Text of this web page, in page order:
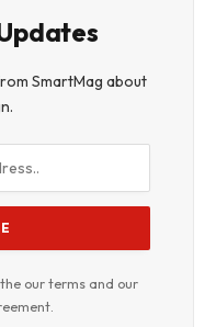
SmartMag about
our terms and our